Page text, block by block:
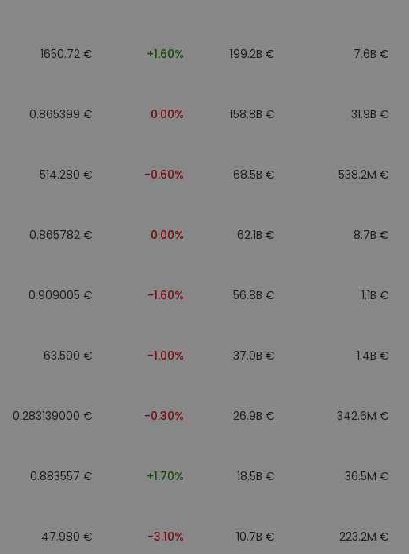
1650.72 € +1.60% 199.2B € 7.6B €
0.865399 € 0.00% 158.8B € 31.9B €
514.280 € -0.60% 68.5B € 538.2M €
0.865782 € 0.00% 62.1B € 8.7B €
0.909005 € -1.60% 56.8B € 1.1B €
63.590 € -1.00% 37.0B € 1.4B €
0.283139000 € -0.30% 26.9B € 342.6M €
0.883557 € +1.70% 18.5B € 36.5M €
47.980 € -3.10% 10.7B € 223.2M €